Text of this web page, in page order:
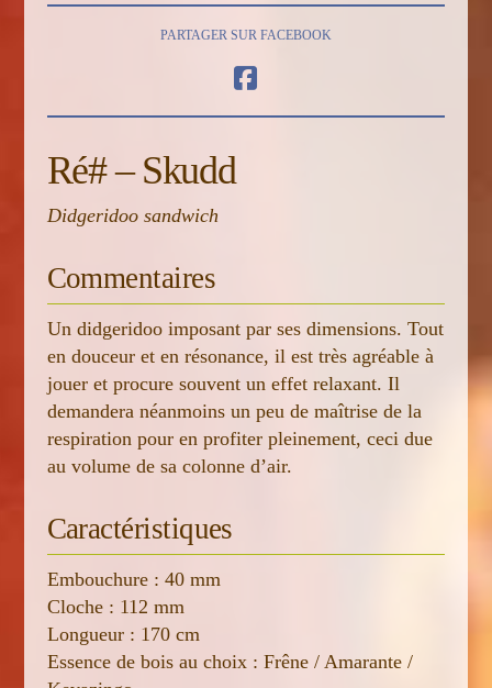
PARTAGER SUR FACEBOOK
Ré# – Skudd
Didgeridoo sandwich
Commentaires
Un didgeridoo imposant par ses dimensions. Tout
en douceur et en résonance, il est très agréable à
jouer et procure souvent un effet relaxant. Il
demandera néanmoins un peu de maîtrise de la
respiration pour en profiter pleinement, ceci due
au volume de sa colonne d’air.
Caractéristiques
Embouchure : 40 mm
Cloche : 112 mm
Longueur : 170 cm
Essence de bois au choix : Frêne / Amarante /